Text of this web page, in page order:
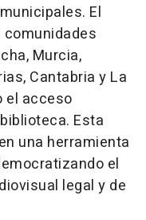
El
Murcia,
Cantabria y La
el acceso
Esta
una herramienta
el
legal y de